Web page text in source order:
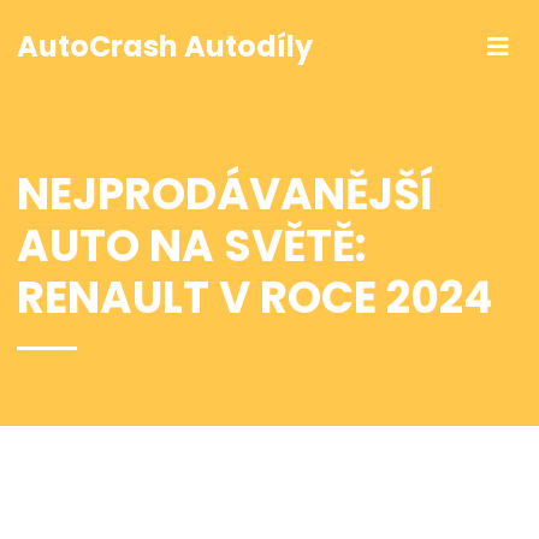
AutoCrash Autodíly
NEJPRODÁVANĚJŠÍ
AUTO NA SVĚTĚ:
RENAULT V ROCE 2024